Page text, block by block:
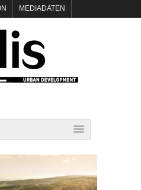
MEDIADATEN
KEYNOTES
IMPRESSUM